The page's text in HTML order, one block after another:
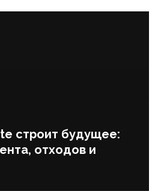
строит будущее:
отходов и